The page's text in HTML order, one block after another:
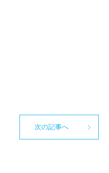
次の記事へ